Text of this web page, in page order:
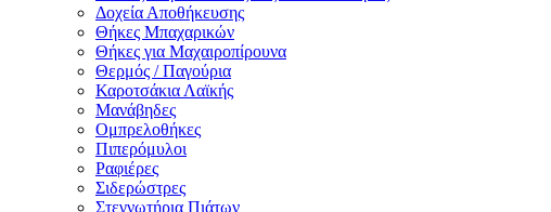
Δοχεία Αποθήκευσης
Θήκες Μπαχαρικών
Θήκες για Μαχαιροπίρουνα
Θερμός / Παγούρια
Καροτσάκια Λαϊκής
Μανάβηδες
Ομπρελοθήκες
Πιπερόμυλοι
Ραφιέρες
Σιδερώστρες
Στεγνωτήρια Πιάτων